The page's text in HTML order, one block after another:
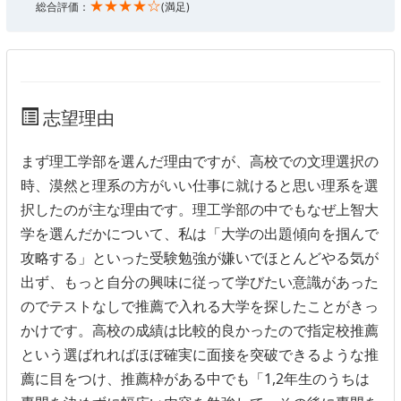
総合評価： ★★★★☆(満足)
志望理由
まず理工学部を選んだ理由ですが、高校での文理選択の
時、漠然と理系の方がいい仕事に就けると思い理系を選
択したのが主な理由です。理工学部の中でもなぜ上智大
学を選んだかについて、私は「大学の出題傾向を掴んで
攻略する」といった受験勉強が嫌いでほとんどやる気が
出ず、もっと自分の興味に従って学びたい意識があった
のでテストなしで推薦で入れる大学を探したことがきっ
かけです。高校の成績は比較的良かったので指定校推薦
という選ばれればほぼ確実に面接を突破できるような推
薦に目をつけ、推薦枠がある中でも「1,2年生のうちは